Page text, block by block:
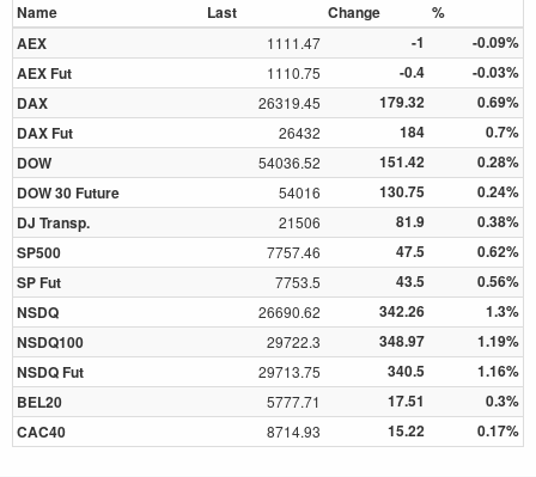
Name Last Change
%
AEX
1111.47 -1
-0.09%
AEX Fut
1110.75 -0.4
-0.03%
DAX
26319.45 179.32
0.69%
DAX Fut
26432 184
0.7%
DOW
54036.52 151.42
0.28%
DOW 30 Future
54016 130.75
0.24%
DJ Transp.
21506 81.9
0.38%
SP500
7757.46 47.5
0.62%
SP Fut
7753.5 43.5
0.56%
NSDQ
26690.62 342.26
1.3%
NSDQ100
29722.3 348.97
1.19%
NSDQ Fut
29713.75 340.5
1.16%
BEL20
5777.71 17.51
0.3%
CAC40
8714.93 15.22 0.17%